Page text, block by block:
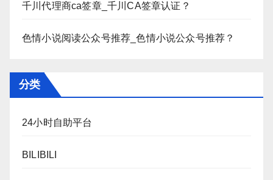
千川代理商ca签章_千川CA签章认证？
色情小说阅读公众号推荐_色情小说公众号推荐？
分类
24小时自助平台
BILIBILI